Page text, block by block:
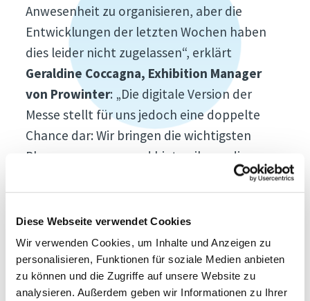
Diese Webseite verwendet Cookies
Wir verwenden Cookies, um Inhalte und Anzeigen zu
personalisieren, Funktionen für soziale Medien anbieten
zu können und die Zugriffe auf unsere Website zu
analysieren. Außerdem geben wir Informationen zu Ihrer
Anwesenheit zu organisieren, aber die
Entwicklungen der letzten Wochen haben
dies leider nicht zugelassen“, erklärt
Geraldine Coccagna, Exhibition Manager
von Prowinter: „Die digitale Version der
Messe stellt für uns jedoch eine doppelte
Chance dar: Wir bringen die wichtigsten
Player zusammen und bieten ihnen die
Gelegenheit, sich über beispielhafte und
kreative Ideen zur Bewältigung dieser
Krisenzeit auszutauschen. Zudem räumen wir
einflussreichen Experten der Branche Zeit
und Platz ein, um einen kurzen Rückblick und
vor allem einen Ausblick auf die kommende